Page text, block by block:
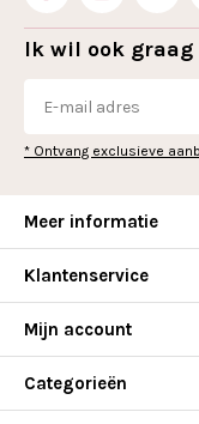
Ik wil ook
* Ontvang exclusieve
Meer informatie
Klantenservice
Mijn account
Categorieën